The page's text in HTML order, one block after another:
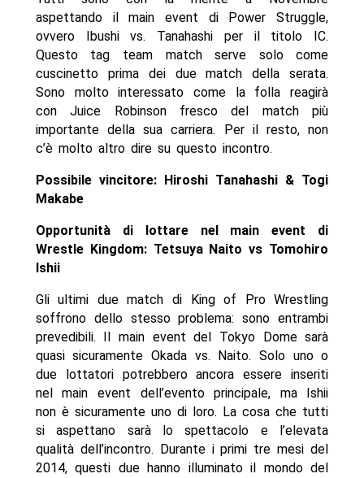
aspettando il main event di Power Struggle,
ovvero Ibushi vs. Tanahashi per il titolo IC.
Questo tag team match serve solo come
cuscinetto prima dei due match della serata.
Sono molto interessato come la folla reagirà
con Juice Robinson fresco del match più
importante della sua carriera. Per il resto, non
c’è molto altro dire su questo incontro.
Possibile vincitore: Hiroshi Tanahashi & Togi
Makabe
Opportunità di lottare nel main event di
Wrestle Kingdom: Tetsuya Naito vs Tomohiro
Ishii
Gli ultimi due match di King of Pro Wrestling
soffrono dello stesso problema: sono entrambi
prevedibili. Il main event del Tokyo Dome sarà
quasi sicuramente Okada vs. Naito. Solo uno o
due lottatori potrebbero ancora essere inseriti
nel main event dell’evento principale, ma Ishii
non è sicuramente uno di loro. La cosa che tutti
si aspettano sarà lo spettacolo e l’elevata
qualità dell’incontro. Durante i primi tre mesi del
2014, questi due hanno illuminato il mondo del